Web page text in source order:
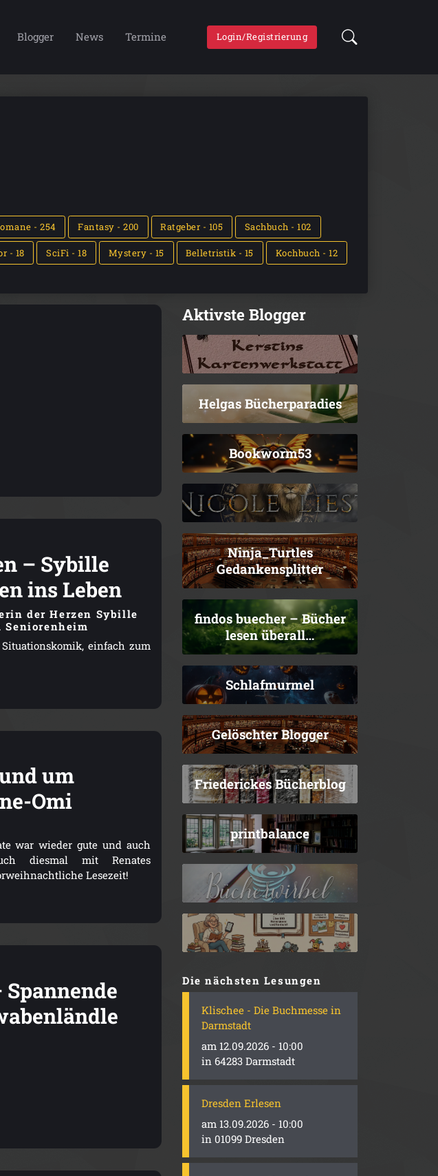
Blogger News Termine Login/Registrierung
- 254 Fantasy - 200 Ratgeber - 105 Sachbuch - 102
- 18 SciFi - 18 Mystery - 15 Belletristik - 15 Kochbuch - 12
– Sybille
ins Leben
der Herzen Sybille
Seniorenheim
einfach zum
um
Omi
war wieder gute und auch
diesmal mit Renates
Lesezeit!
Aktivste Blogger
Helgas Bücherparadies
Bookworm53
Ninja_Turtles
Gedankensplitter
findos buecher – Bücher
lesen überall…
Schlafmurmel
Gelöschter Blogger
Friederickes Bücherblog
printbalance
Die nächsten Lesungen
Klischee - Die Buchmesse in
Darmstadt
am 12.09.2026 - 10:00
in 64283 Darmstadt
Dresden Erlesen
am 13.09.2026 - 10:00
in 01099 Dresden